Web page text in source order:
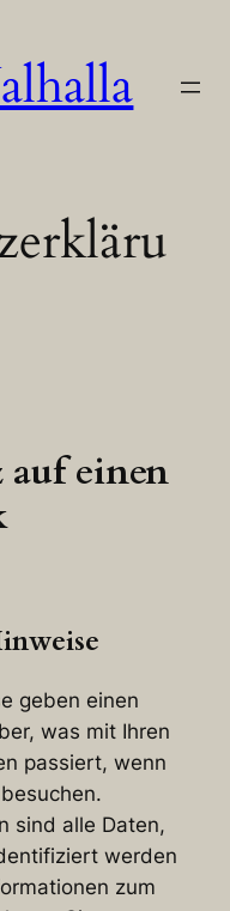
auf einen
geben einen
was mit Ihren
passiert, wenn
sind alle Daten,
werden
zum